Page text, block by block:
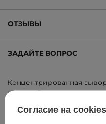
ОТЗЫВЫ
ЗАДАЙТЕ ВОПРОС
Концентрированная
кислотой, азелоглицином
2 100,00 ГРН/100 ml,
Согласие на cookies